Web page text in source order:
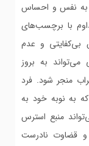
به نفس و احساس
با برچسب‌های
و عدم
به بروز
منجر شود. فرد
به نوبه خود به
منبع استرس
قضاوت نادرست